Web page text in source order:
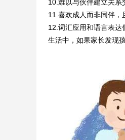
10.难以与伙伴建立关系
11.喜欢成人而非同伴，
12.词汇应用和语言表达
生活中，如果家长发现